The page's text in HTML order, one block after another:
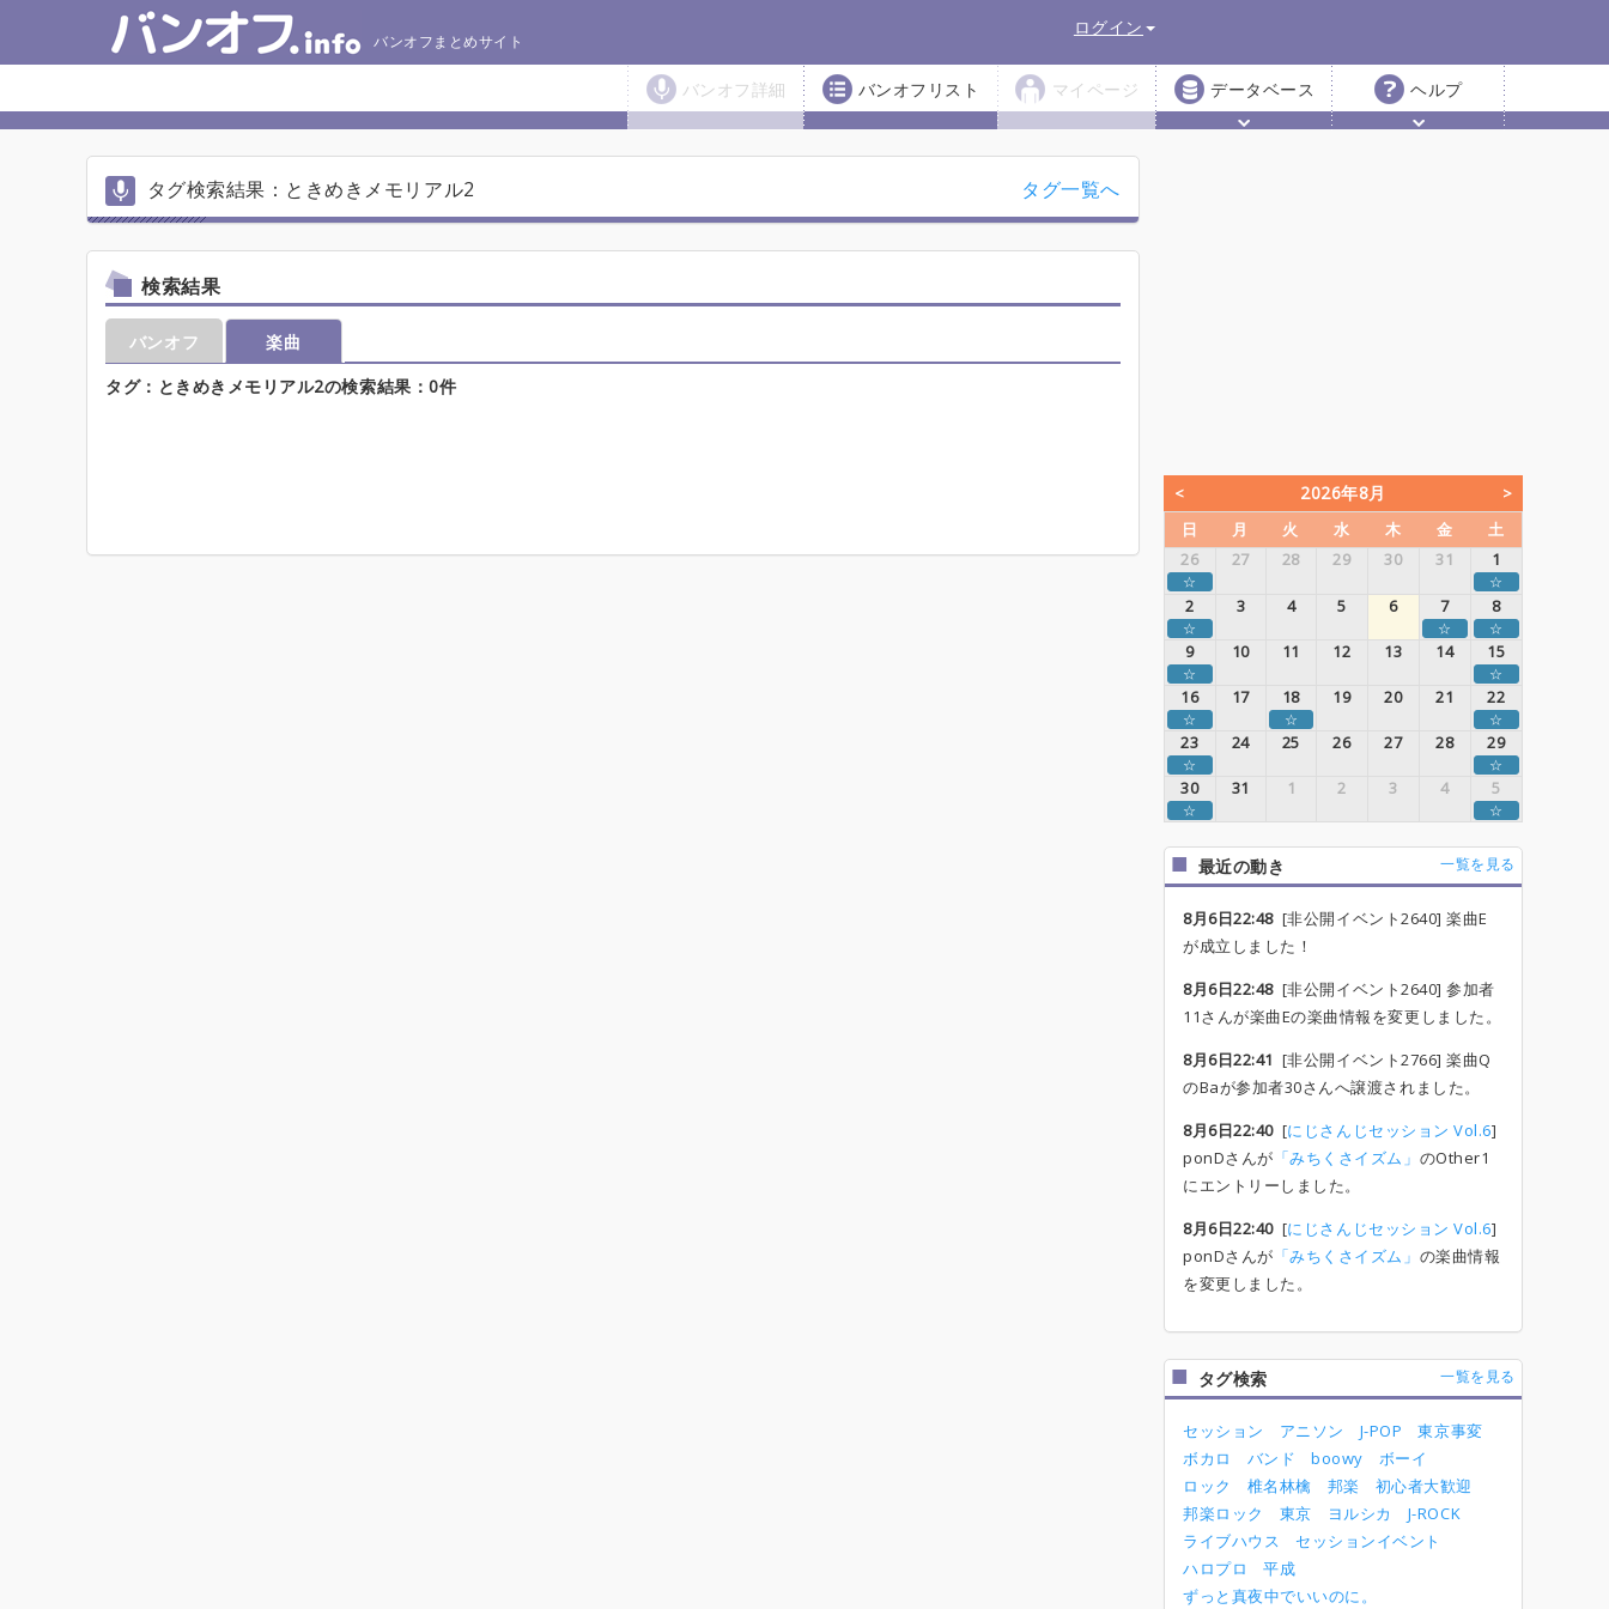
バンオフまとめサイト
ログイン
バンオフ詳細 バンオフリスト マイページ データベース ヘルプ
タグ検索結果：ときめきメモリアル2 タグ一覧へ
検索結果
バンオフ
楽曲
タグ：ときめきメモリアル2の検索結果：0件
2026年8月
日 月 火 水 木 金
土
26
27 28 29 30 31 1
☆ ☆
2 3 4 5 6 7 8
☆ ☆ ☆
9 10 11 12 13 14 15
☆ ☆
16 17 18 19 20 21 22
☆ ☆ ☆
23 24 25 26 27 28 29
☆ ☆
30 31 1 2 3 4 5
☆ ☆
最近の動き 一覧を見る
8月6日22:48[非公開イベント2640] 楽曲E
が成立しました！
8月6日22:48[非公開イベント2640] 参加者
11さんが楽曲Eの楽曲情報を変更しました。
8月6日22:41 [非公開イベント2766] 楽曲Q
のBaが参加者30さんへ譲渡されました。
8月6日22:40[にじさんじセッション Vol.6]
ponDさんが 「みちくさイズム」 のOther1
にエントリーしました。
8月6日22:40[にじさんじセッション Vol.6]
ponDさんが 「みちくさイズム」 の楽曲情報
を変更しました。
タグ検索 一覧を見る
セッション アニソン J-POP
東京事変
ボカロ
バンド boowy
ボーイ
ロック
椎名林檎 邦楽
初心者大歓迎
邦楽ロック
東京 ヨルシカ
J-ROCK
ライブハウス
セッションイベント
ハロプロ
平成
ずっと真夜中でいいのに。